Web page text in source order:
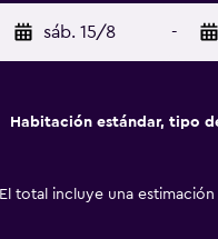
sáb. 15/8 -
Habitación estándar, tipo
El total incluye una